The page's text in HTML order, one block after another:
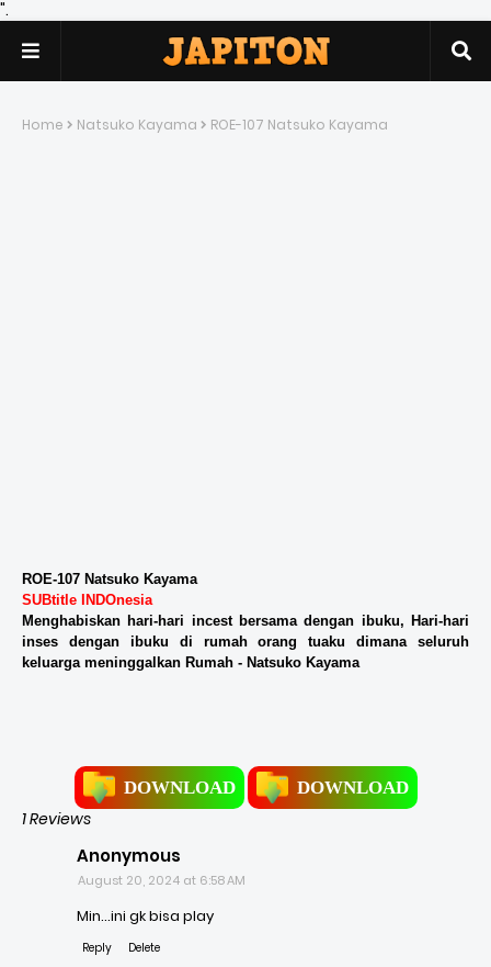
".
Home Natsuko Kayama ROE-107 Natsuko Kayama
ROE-107 Natsuko Kayama
SUBtitle INDOnesia
Menghabiskan hari-hari incest bersama dengan ibuku, Hari-hari
inses dengan ibuku di rumah orang tuaku dimana seluruh
keluarga meninggalkan Rumah - Natsuko Kayama
DOWNLOAD DOWNLOAD
1 Reviews
Anonymous
August 20, 2024 at 6:58 AM
Min...ini gk bisa play
Reply Delete